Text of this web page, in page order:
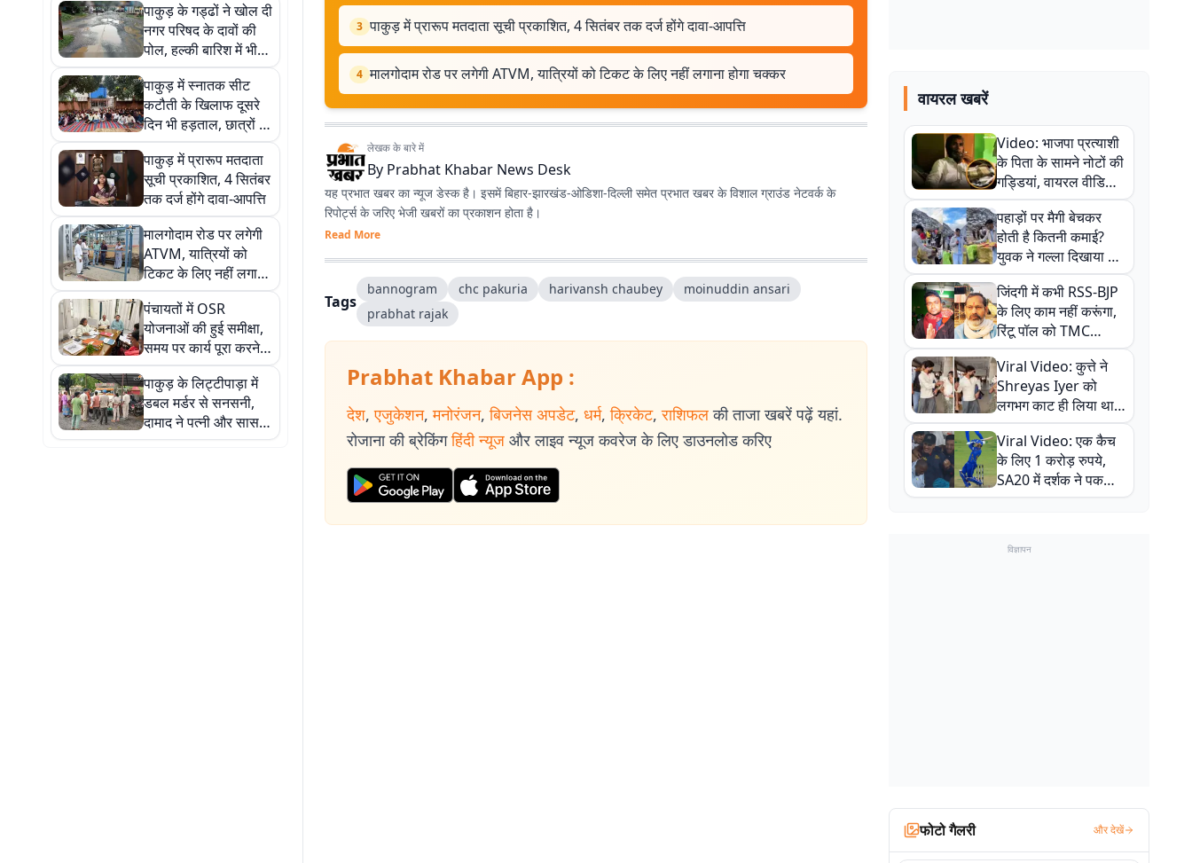
पाकुड़ के गड्ढों ने खोल दी
नगर परिषद के दावों की
पोल, हल्की बारिश में भी
चलना भी दूभर
पाकुड़ में स्नातक सीट
कटौती के खिलाफ दूसरे
दिन भी हड़ताल, छात्रों ने
कॉलेज में जड़ा ताला
पाकुड़ में प्रारूप मतदाता
सूची प्रकाशित, 4 सितंबर
तक दर्ज होंगे दावा-आपत्ति
मालगोदाम रोड पर लगेगी
ATVM, यात्रियों को
टिकट के लिए नहीं लगाना
होगा चक्कर
पंचायतों में OSR
योजनाओं की हुई समीक्षा,
समय पर कार्य पूरा करने
के दिए गए निर्देश
पाकुड़ के लिट्टीपाड़ा में
डबल मर्डर से सनसनी,
दामाद ने पत्नी और सास
को उतारा मौत के घाट
3 पाकुड़ में प्रारूप मतदाता सूची प्रकाशित, 4 सितंबर तक दर्ज होंगे दावा-आपत्ति
4 मालगोदाम रोड पर लगेगी ATVM, यात्रियों को टिकट के लिए नहीं लगाना होगा चक्कर
लेखक के बारे में
By Prabhat Khabar News Desk
यह प्रभात खबर का न्यूज डेस्क है। इसमें बिहार-झारखंड-ओडिशा-दिल्‍ली समेत प्रभात खबर के विशाल ग्राउंड नेटवर्क के
रिपोर्ट्स के जरिए भेजी खबरों का प्रकाशन होता है।
Read More
Tags
bannogram chc pakuria harivansh chaubey
moinuddin ansari
prabhat rajak
Prabhat Khabar App :
देश, एजुकेशन, मनोरंजन, बिजनेस अपडेट, धर्म, क्रिकेट, राशिफल की ताजा खबरें पढ़ें यहां.
रोजाना की ब्रेकिंग हिंदी न्यूज और लाइव न्यूज कवरेज के लिए डाउनलोड करिए
वायरल खबरें
Video: भाजपा प्रत्याशी
के पिता के सामने नोटों की
गड्डियां, वायरल वीडियो
से राजनीति में उबाल,
अजित महतो बोले- TMC
की गंदी चाल
पहाड़ों पर मैगी बेचकर
होती है कितनी कमाई?
युवक ने गल्ला दिखाया तो
नौकरी वालों के खड़े हो गए
कान
जिंदगी में कभी RSS-BJP
के लिए काम नहीं करूंगा,
रिंटू पॉल को TMC
ऑफिस में ले जाकर पीटा,
Video वायरल
Viral Video: कुत्ते ने
Shreyas Iyer को
लगभग काट ही लिया था,
न्यूजीलैंड सीरीज से पहले
बाल-बाल बचे
Viral Video: एक कैच
के लिए 1 करोड़ रुपये,
SA20 में दर्शक ने पकड़ा
एक हाथ से गजब का कैच
विज्ञापन
फोटो गैलरी और देखें